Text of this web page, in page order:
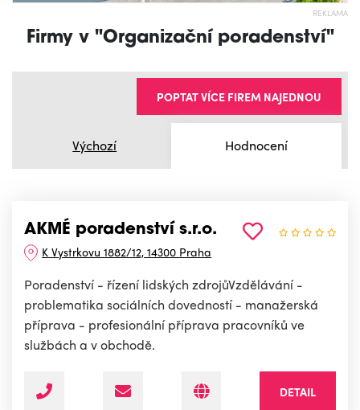
REKLAMA
Firmy v "Organizační poradenství"
Výchozí Hodnocení
POPTAT VÍCE FIREM NAJEDNOU
AKMÉ poradenství s.r.o.
K Vystrkovu 1882/12, 14300 Praha
Poradenství - řízení lidských zdrojůVzdělávání -
problematika sociálních dovedností - manažerská
příprava - profesionální příprava pracovníků ve
službách a v obchodě.
DETAIL